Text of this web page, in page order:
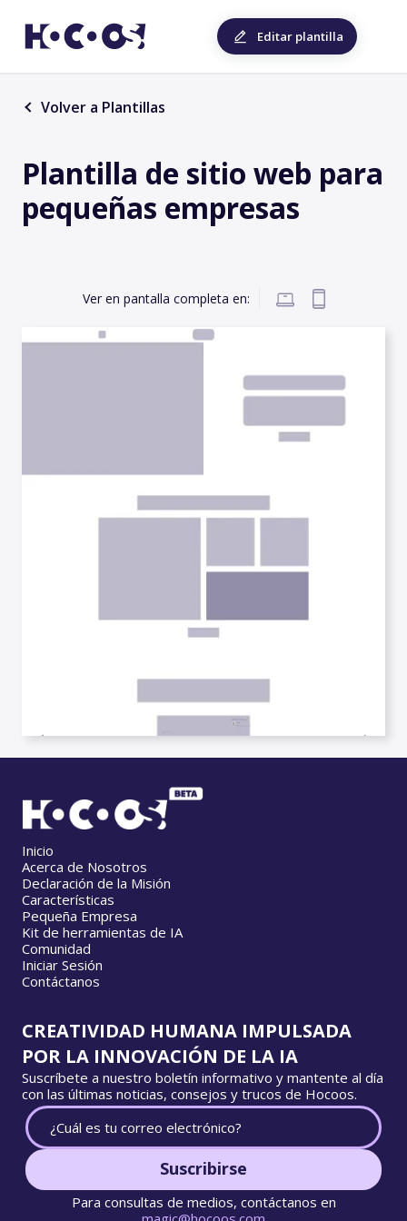
Editar plantilla
Volver a Plantillas
Plantilla de sitio web para
pequeñas empresas
Ver en pantalla completa en:
Inicio
Acerca de Nosotros
Declaración de la Misión
Características
Pequeña Empresa
Kit de herramientas de IA
Comunidad
Iniciar Sesión
Contáctanos
CREATIVIDAD HUMANA IMPULSADA
POR LA INNOVACIÓN DE LA IA
Suscríbete a nuestro boletín informativo y mantente al día
con las últimas noticias, consejos y trucos de Hocoos.
Suscribirse
Para consultas de medios, contáctanos en